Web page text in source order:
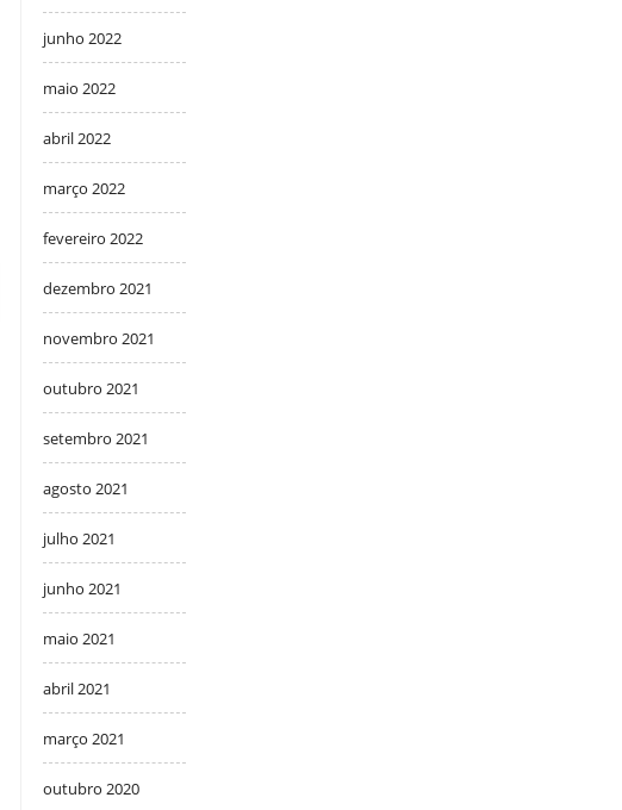
junho 2022
maio 2022
abril 2022
março 2022
fevereiro 2022
dezembro 2021
novembro 2021
outubro 2021
setembro 2021
agosto 2021
julho 2021
junho 2021
maio 2021
abril 2021
março 2021
outubro 2020